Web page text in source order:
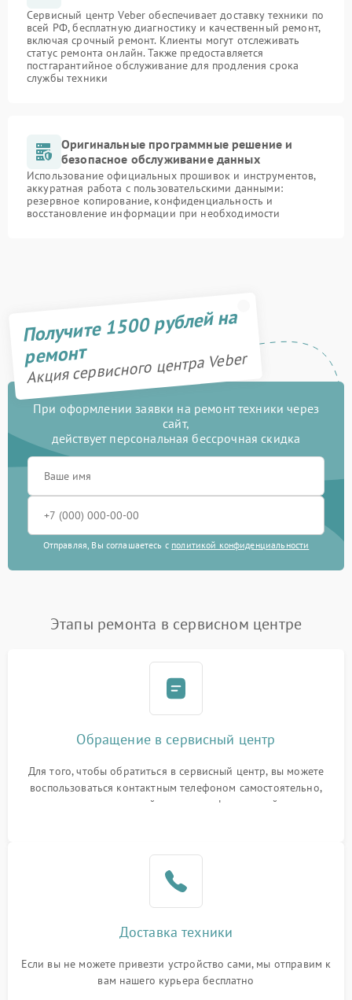
Сервисный центр Veber обеспечивает доставку техники по
всей РФ, бесплатную диагностику и качественный ремонт,
включая срочный ремонт. Клиенты могут отслеживать
статус ремонта онлайн. Также предоставляется
постгарантийное обслуживание для продления срока
службы техники
Оригинальные программные решение и
безопасное обслуживание данных
Использование официальных прошивок и инструментов,
аккуратная работа с пользовательскими данными:
резервное копирование, конфиденциальность и
восстановление информации при необходимости
Получите 1500 рублей на
ремонт
Акция сервисного центра Veber
При оформлении заявки на ремонт техники через
сайт,
действует персональная бессрочная скидка
Отправляя, Вы соглашаетесь с политикой конфиденциальности
Этапы ремонта в сервисном центре
Обращение в сервисный центр
Для того, чтобы обратиться в сервисный центр, вы можете
воспользоваться контактным телефоном самостоятельно,
или оставить свой номер телефона на сайте
Доставка техники
Если вы не можете привезти устройство сами, мы отправим к
вам нашего курьера бесплатно